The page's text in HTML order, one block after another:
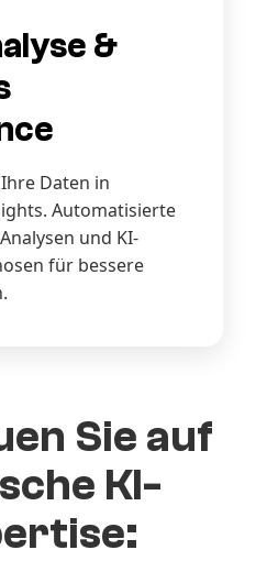
&
Daten in
Automatisierte
und KI-
für bessere
Sie auf
KI-